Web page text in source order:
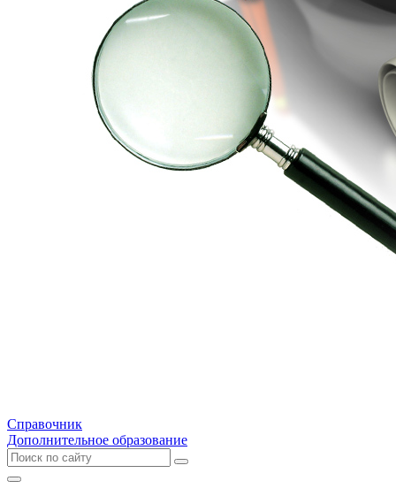
Справочник
Дополнительное образование